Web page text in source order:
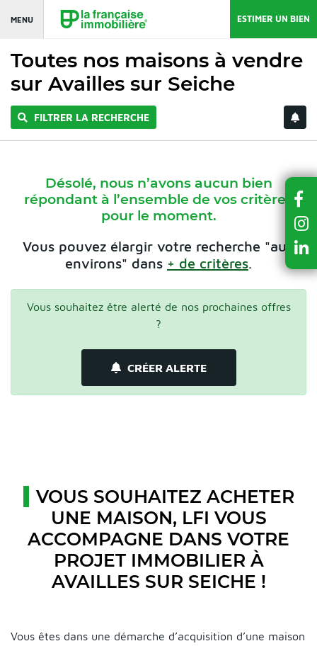
MENU ESTIMER UN BIEN
Toutes nos maisons à vendre
sur Availles sur Seiche
FILTRER LA RECHERCHE
Désolé, nous n’avons aucun bien
répondant à l’ensemble de vos critères
pour le moment.
Vous pouvez élargir votre recherche "aux
environs" dans + de critères.
Vous souhaitez être alerté de nos prochaines offres
?
CRÉER ALERTE
VOUS SOUHAITEZ ACHETER
UNE MAISON, LFI VOUS
ACCOMPAGNE DANS VOTRE
PROJET IMMOBILIER À
AVAILLES SUR SEICHE !
Vous êtes dans une démarche d’acquisition d’une maison